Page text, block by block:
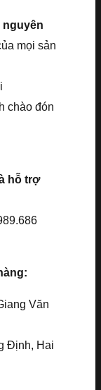
nguyên
mọi sản
chào đón
hỗ trợ
Văn
Định, Hai